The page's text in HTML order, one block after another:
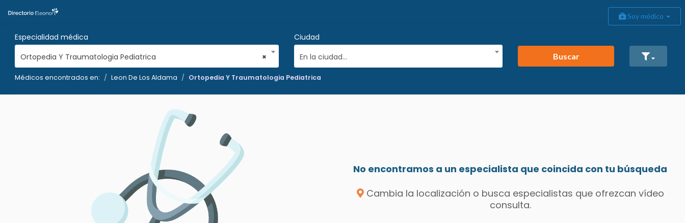
Soy médico
Especialidad médica
×
Ortopedia Y Traumatologia Pediatrica
Ciudad
En la ciudad...
Buscar
Médicos encontrados en: Leon De Los Aldama Ortopedia Y Traumatologia Pediatrica
No encontramos a un especialista que coincida con tu búsqueda
Cambia la localización o busca especialistas que ofrezcan vídeo
consulta.